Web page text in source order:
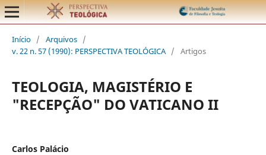
Início / Arquivos /
v. 22 n. 57 (1990): PERSPECTIVA TEOLÓGICA / Artigos
TEOLOGIA, MAGISTÉRIO E
"RECEPÇÃO" DO VATICANO II
Carlos Palácio